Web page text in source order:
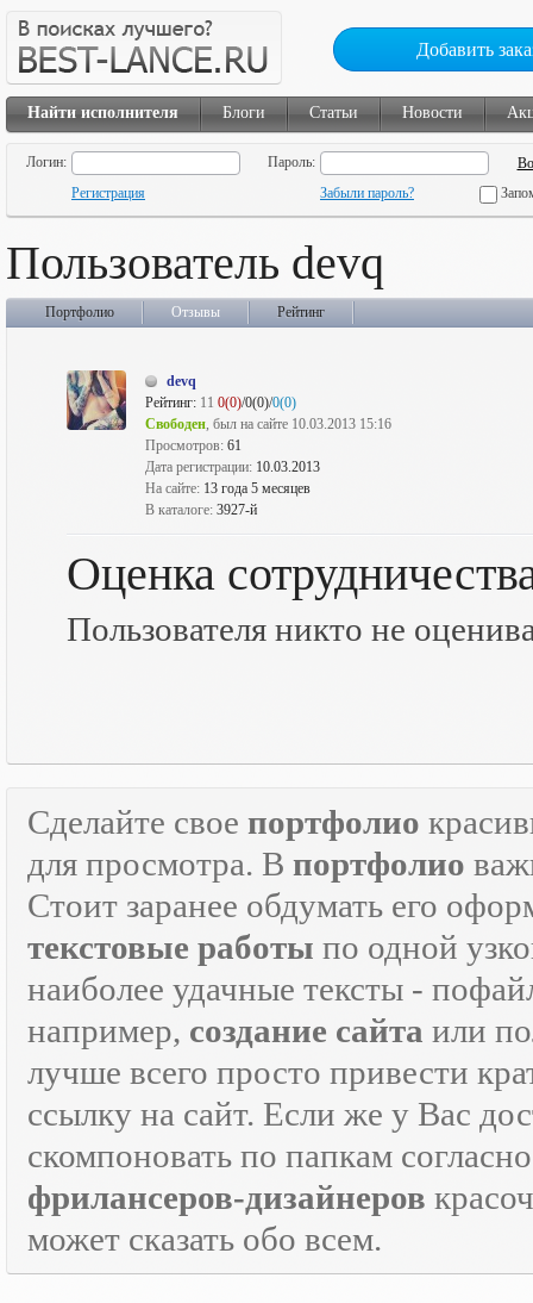
Добавить
Найти исполнителя Блоги Статьи Новости
Логин:
Пароль:
Регистрация
Забыли пароль?
Пользователь devq
Портфолио Отзывы Рейтинг
devq
Рейтинг: 11 0(0)/0(0)/0(0)
Свободен, был на сайте 10.03.2013 15:16
Просмотров: 61
Дата регистрации: 10.03.2013
На сайте: 13 года 5 месяцев
В каталоге: 3927-й
Оценка
Пользователя никто не
Сделайте свое портфолио
для просмотра. В портфолио
Стоит заранее обдумать его
текстовые работы по одной
наиболее удачные тексты -
например, создание сайта или
лучше всего просто привести
ссылку на сайт. Если же у Вас
скомпоновать по папкам
фрилансеров-дизайнеров
может сказать обо всем.